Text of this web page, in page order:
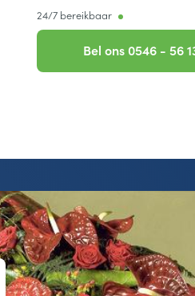
24/7 bereikbaar
Bel ons 0546 - 56